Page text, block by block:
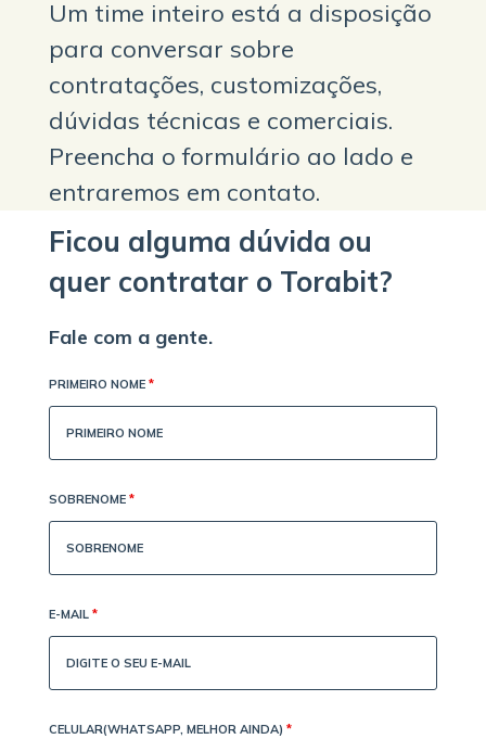
Um time inteiro está a disposição
para conversar sobre
contratações, customizações,
dúvidas técnicas e comerciais.
Preencha o formulário ao lado e
entraremos em contato.
Ficou alguma dúvida ou
quer contratar o Torabit?
Fale com a gente.
PRIMEIRO NOME *
SOBRENOME *
E-MAIL *
CELULAR(WHATSAPP, MELHOR AINDA) *